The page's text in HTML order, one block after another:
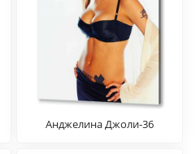
Анджелина Джоли-36